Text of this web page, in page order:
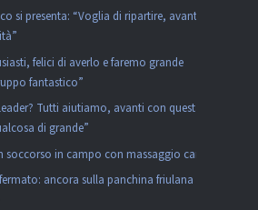
si presenta: “Voglia di ripartire, avanti con
felici di averlo e faremo grande
fantastico”
Tutti aiutiamo, avanti con questa
di grande”
soccorso in campo con massaggio cardiaco
ancora sulla panchina friulana la